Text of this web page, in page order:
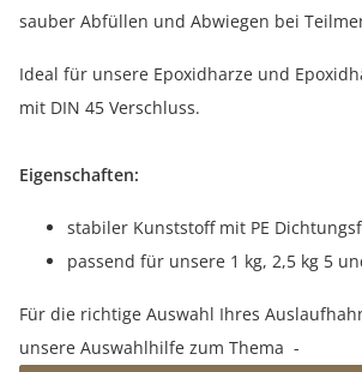
sauber Abfüllen und Abwiegen bei
Ideal für unsere Epoxidharze und
mit DIN 45 Verschluss.
Eigenschaften:
stabiler Kunststoff mit PE
passend für unsere 1 kg, 2,5 kg 5
Für die richtige Auswahl Ihres
unsere Auswahlhilfe zum Thema -